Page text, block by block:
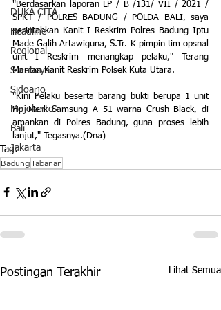
DUKA CITA
Headline
Regional
Surabaya
Sidoarjo
Mojokerto
Bali
Jakarta
"Berdasarkan laporan LP / B /131/ VII / 2021 /
SPKT / POLRES BADUNG / POLDA BALI, saya
perintahkan Kanit I Reskrim Polres Badung Iptu
Made Galih Artawiguna, S.Tr. K pimpin tim opsnal
unit I Reskrim menangkap pelaku," Terang
Mantan Kanit Reskrim Polsek Kuta Utara.
"Kini Pelaku beserta barang bukti berupa 1 unit
Hp Merk Samsung A 51 warna Crush Black, di
amankan di Polres Badung, guna proses lebih
lanjut," Tegasnya.(Dna)
Tag:
BadungTabanan
Postingan Terakhir Lihat Semua